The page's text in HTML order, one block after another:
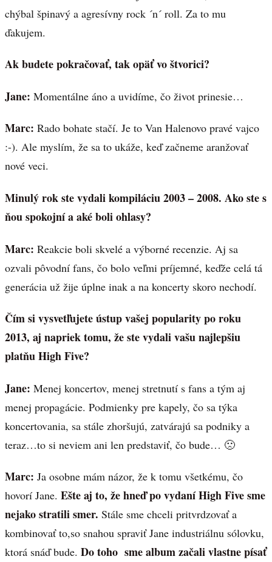
chýbal špinavý a agresívny rock ´n´ roll. Za to mu
ďakujem.
Ak budete pokračovať, tak opäť vo štvorici?
Jane: Momentálne áno a uvidíme, čo život prinesie…
Marc: Rado bohate stačí. Je to Van Halenovo pravé vajco
:-). Ale myslím, že sa to ukáže, keď začneme aranžovať
nové veci.
Minulý rok ste vydali kompiláciu 2003 – 2008. Ako ste s
ňou spokojní a aké boli ohlasy?
Marc: Reakcie boli skvelé a výborné recenzie. Aj sa
ozvali pôvodní fans, čo bolo veľmi príjemné, keďže celá tá
generácia už žije úplne inak a na koncerty skoro nechodí.
Čím si vysvetľujete ústup vašej popularity po roku
2013, aj napriek tomu, že ste vydali vašu najlepšiu
platňu High Five?
Jane: Menej koncertov, menej stretnutí s fans a tým aj
menej propagácie. Podmienky pre kapely, čo sa týka
koncertovania, sa stále zhoršujú, zatvárajú sa podniky a
teraz…to si neviem ani len predstaviť, čo bude… 🙁
Marc: Ja osobne mám názor, že k tomu všetkému, čo
hovorí Jane. Ešte aj to, že hneď po vydaní High Five sme
nejako stratili smer. Stále sme chceli pritvrdzovať a
kombinovať to,so snahou spraviť Jane industriálnu sólovku,
ktorá snáď bude. Do toho sme album začali vlastne písať